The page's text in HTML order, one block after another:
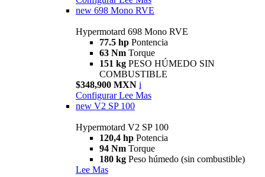
new 698 Mono RVE
Hypermotard 698 Mono RVE
77.5 hp Pontencia
63 Nm Torque
151 kg PESO HÚMEDO SIN
COMBUSTIBLE
$348,900 MXN i
Configurar Lee Mas
new V2 SP 100
Hypermotard V2 SP 100
120,4 hp Potencia
94 Nm Torque
180 kg Peso húmedo (sin combustible)
Lee Mas